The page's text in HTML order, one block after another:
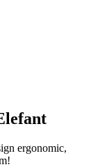
ergonomic,